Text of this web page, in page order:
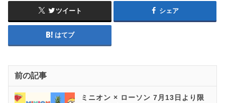
ツイート シェア
はてブ
前の記事
ミニオン × ローソン 7月13日より限